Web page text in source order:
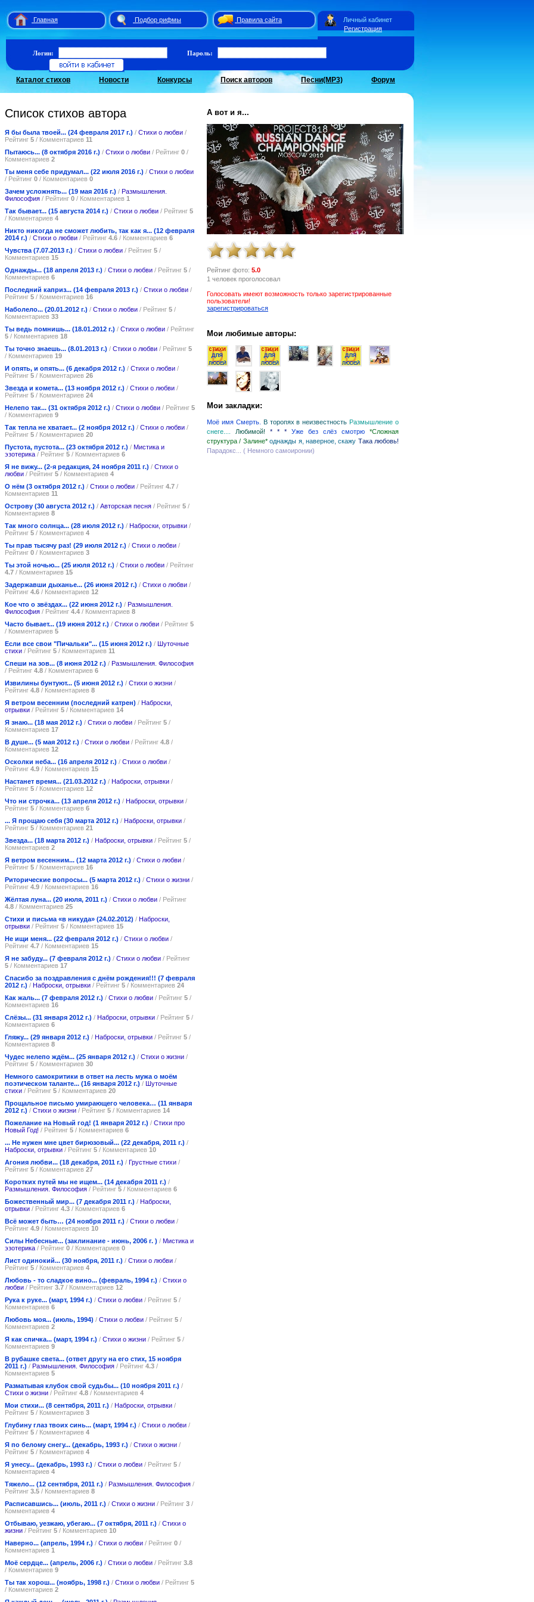
Главная Подбор рифмы
Правила сайта
Регистрация
Личный кабинет
Логин: Пароль:
Каталог стихов Новости Конкурсы Поиск авторов Песни(MP3) Форум
Список стихов автора
Я бы была твоей... (24 февраля 2017 г.) / Стихи о любви /
Рейтинг 5 / Комментариев 11
Пытаюсь... (8 октября 2016 г.) / Стихи о любви / Рейтинг 0 /
Комментариев 2
Ты меня себе придумал... (22 июля 2016 г.) / Стихи о любви
/ Рейтинг 0 / Комментариев 0
Зачем усложнять... (19 мая 2016 г.) / Размышления.
Философия / Рейтинг 0 / Комментариев 1
Так бывает... (15 августа 2014 г.) / Стихи о любви / Рейтинг 5
/ Комментариев 4
Никто никогда не сможет любить, так как я... (12 февраля
2014 г.) / Стихи о любви / Рейтинг 4.6 / Комментариев 6
Чувства (7.07.2013 г.) / Стихи о любви / Рейтинг 5 /
Комментариев 15
Однажды... (18 апреля 2013 г.) / Стихи о любви / Рейтинг 5 /
Комментариев 6
Последний каприз... (14 февраля 2013 г.) / Стихи о любви /
Рейтинг 5 / Комментариев 16
Наболело... (20.01.2012 г.) / Стихи о любви / Рейтинг 5 /
Комментариев 33
Ты ведь помнишь... (18.01.2012 г.) / Стихи о любви / Рейтинг
5 / Комментариев 18
Ты точно знаешь... (8.01.2013 г.) / Стихи о любви / Рейтинг 5
/ Комментариев 19
И опять, и опять... (6 декабря 2012 г.) / Стихи о любви /
Рейтинг 5 / Комментариев 26
Звезда и комета... (13 ноября 2012 г.) / Стихи о любви /
Рейтинг 5 / Комментариев 24
Нелепо так... (31 октября 2012 г.) / Стихи о любви / Рейтинг 5
/ Комментариев 9
Так тепла не хватает... (2 ноября 2012 г.) / Стихи о любви /
Рейтинг 5 / Комментариев 20
Пустота, пустота... (23 октября 2012 г.) / Мистика и
эзотерика / Рейтинг 5 / Комментариев 6
Я не вижу... (2-я редакция, 24 ноября 2011 г.) / Стихи о
любви / Рейтинг 5 / Комментариев 4
О нём (3 октября 2012 г.) / Стихи о любви / Рейтинг 4.7 /
Комментариев 11
Острову (30 августа 2012 г.) / Авторская песня / Рейтинг 5 /
Комментариев 8
Так много солнца... (28 июля 2012 г.) / Наброски, отрывки /
Рейтинг 5 / Комментариев 4
Ты прав тысячу раз! (29 июля 2012 г.) / Стихи о любви /
Рейтинг 0 / Комментариев 3
Ты этой ночью... (25 июля 2012 г.) / Стихи о любви / Рейтинг
4.7 / Комментариев 15
Задержавши дыханье... (26 июня 2012 г.) / Стихи о любви /
Рейтинг 4.6 / Комментариев 12
Кое что о звёздах... (22 июня 2012 г.) / Размышления.
Философия / Рейтинг 4.4 / Комментариев 8
Часто бывает... (19 июня 2012 г.) / Стихи о любви / Рейтинг 5
/ Комментариев 5
Если все свои "Пичальки"... (15 июня 2012 г.) / Шуточные
стихи / Рейтинг 5 / Комментариев 11
Спеши на зов... (8 июня 2012 г.) / Размышления. Философия
/ Рейтинг 4.8 / Комментариев 6
Извилины бунтуют... (5 июня 2012 г.) / Стихи о жизни /
Рейтинг 4.8 / Комментариев 8
Я ветром весенним (последний катрен) / Наброски,
отрывки / Рейтинг 5 / Комментариев 14
Я знаю... (18 мая 2012 г.) / Стихи о любви / Рейтинг 5 /
Комментариев 17
В душе... (5 мая 2012 г.) / Стихи о любви / Рейтинг 4.8 /
Комментариев 12
Осколки неба... (16 апреля 2012 г.) / Стихи о любви /
Рейтинг 4.9 / Комментариев 15
Настанет время... (21.03.2012 г.) / Наброски, отрывки /
Рейтинг 5 / Комментариев 12
Что ни строчка... (13 апреля 2012 г.) / Наброски, отрывки /
Рейтинг 5 / Комментариев 6
... Я прощаю себя (30 марта 2012 г.) / Наброски, отрывки /
Рейтинг 5 / Комментариев 21
Звезда... (18 марта 2012 г.) / Наброски, отрывки / Рейтинг 5 /
Комментариев 2
Я ветром весенним... (12 марта 2012 г.) / Стихи о любви /
Рейтинг 5 / Комментариев 16
Риторические вопросы... (5 марта 2012 г.) / Стихи о жизни /
Рейтинг 4.9 / Комментариев 16
Жёлтая луна... (20 июля, 2011 г.) / Стихи о любви / Рейтинг
4.8 / Комментариев 25
Стихи и письма «в никуда» (24.02.2012) / Наброски,
отрывки / Рейтинг 5 / Комментариев 15
Не ищи меня... (22 февраля 2012 г.) / Стихи о любви /
Рейтинг 4.7 / Комментариев 15
Я не забуду... (7 февраля 2012 г.) / Стихи о любви / Рейтинг
5 / Комментариев 17
Спасибо за поздравления с днём рождения!!! (7 февраля
2012 г.) / Наброски, отрывки / Рейтинг 5 / Комментариев 24
Как жаль... (7 февраля 2012 г.) / Стихи о любви / Рейтинг 5 /
Комментариев 16
Слёзы... (31 января 2012 г.) / Наброски, отрывки / Рейтинг 5 /
Комментариев 6
Гляжу... (29 января 2012 г.) / Наброски, отрывки / Рейтинг 5 /
Комментариев 8
Чудес нелепо ждём... (25 января 2012 г.) / Стихи о жизни /
Рейтинг 5 / Комментариев 30
Немного самокритики в ответ на лесть мужа о моём
поэтическом таланте... (16 января 2012 г.) / Шуточные
стихи / Рейтинг 5 / Комментариев 20
Прощальное письмо умирающего человека… (11 января
2012 г.) / Стихи о жизни / Рейтинг 5 / Комментариев 14
Пожелание на Новый год! (1 января 2012 г.) / Стихи про
Новый Год! / Рейтинг 5 / Комментариев 6
... Не нужен мне цвет бирюзовый... (22 декабря, 2011 г.) /
Наброски, отрывки / Рейтинг 5 / Комментариев 10
Агония любви... (18 декабря, 2011 г.) / Грустные стихи /
Рейтинг 5 / Комментариев 27
Коротких путей мы не ищем... (14 декабря 2011 г.) /
Размышления. Философия / Рейтинг 5 / Комментариев 6
Божественный мир... (7 декабря 2011 г.) / Наброски,
отрывки / Рейтинг 4.3 / Комментариев 6
Всё может быть… (24 ноября 2011 г.) / Стихи о любви /
Рейтинг 4.9 / Комментариев 10
Силы Небесные... (заклинание - июнь, 2006 г. ) / Мистика и
эзотерика / Рейтинг 0 / Комментариев 0
Лист одинокий... (30 ноября, 2011 г.) / Стихи о любви /
Рейтинг 5 / Комментариев 4
Любовь - то сладкое вино... (февраль, 1994 г.) / Стихи о
любви / Рейтинг 3.7 / Комментариев 12
Рука к руке... (март, 1994 г.) / Стихи о любви / Рейтинг 5 /
Комментариев 6
Любовь моя... (июль, 1994) / Стихи о любви / Рейтинг 5 /
Комментариев 2
Я как спичка... (март, 1994 г.) / Стихи о жизни / Рейтинг 5 /
Комментариев 9
В рубашке света... (ответ другу на его стих, 15 ноября
2011 г.) / Размышления. Философия / Рейтинг 4.3 /
Комментариев 5
Разматывая клубок свой судьбы... (10 ноября 2011 г.) /
Стихи о жизни / Рейтинг 4.8 / Комментариев 4
Мои стихи... (8 сентября, 2011 г.) / Наброски, отрывки /
Рейтинг 5 / Комментариев 3
Глубину глаз твоих синь... (март, 1994 г.) / Стихи о любви /
Рейтинг 5 / Комментариев 4
Я по белому снегу... (декабрь, 1993 г.) / Стихи о жизни /
Рейтинг 5 / Комментариев 4
Я унесу... (декабрь, 1993 г.) / Стихи о любви / Рейтинг 5 /
Комментариев 4
Тяжело... (12 сентября, 2011 г.) / Размышления. Философия /
Рейтинг 3.5 / Комментариев 8
Расписавшись... (июль, 2011 г.) / Стихи о жизни / Рейтинг 3 /
Комментариев 4
Отбываю, уезжаю, убегаю... (7 октября, 2011 г.) / Стихи о
жизни / Рейтинг 5 / Комментариев 10
Наверно... (апрель, 1994 г.) / Стихи о любви / Рейтинг 0 /
Комментариев 1
Моё сердце... (апрель, 2006 г.) / Стихи о любви / Рейтинг 3.8
/ Комментариев 9
Ты так хорош... (ноябрь, 1998 г.) / Стихи о любви / Рейтинг 5
/ Комментариев 2
А вот и я...
Рейтинг фото: 5.0
1 человек проголосовал
Голосовать имеют возможность только зарегистрированные
пользователи!
зарегистрироваться
Мои любимые авторы:
Мои закладки:
Моё имя Смерть. В торопях в неизвестность Размышление о
снеге....
Любимой! * * * Уже без слёз смотрю
*Сложная
структура / Залине* однажды я, наверное, скажу Така любовь!
Парадокс... ( Немного самоиронии)